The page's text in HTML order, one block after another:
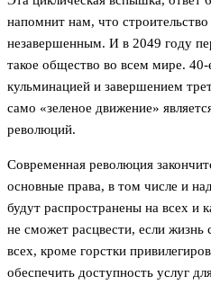
напомнит нам, что
незавершенным. И в 2049 году
такое общество во всем мире.
кульминацией и завершением
само «зеленое движение»
революций.
Современная революция
основные права, в том числе и
будут распространены на всех и
не сможет расцвести, если жизнь
всех, кроме горстки
обеспечить доступность услуг